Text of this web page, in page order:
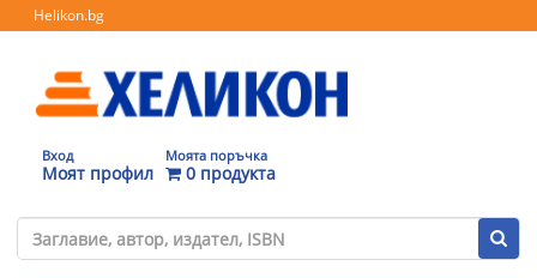
Helikon.bg
Вход
Моят профил
Моята поръчка
0 продукта